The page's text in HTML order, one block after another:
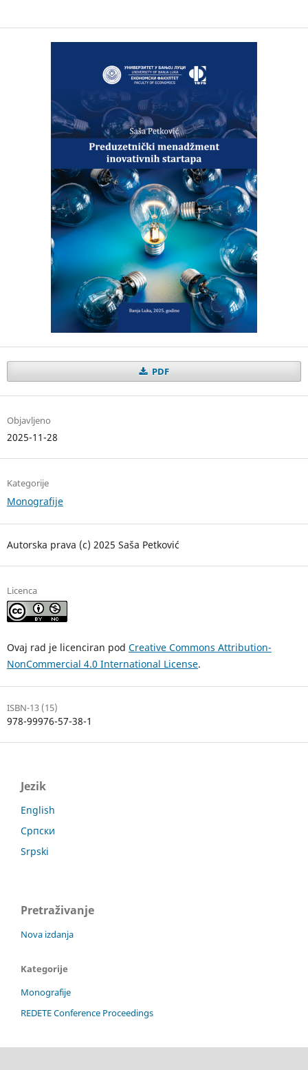
PDF
Objavljeno
2025-11-28
Kategorije
Monografije
Autorska prava (c) 2025 Saša Petković
Licenca
Ovaj rad je licenciran pod Creative Commons Attribution-
NonCommercial 4.0 International License.
ISBN-13 (15)
978-99976-57-38-1
Jezik
English
Српски
Srpski
Pretraživanje
Nova izdanja
Kategorije
Monografije
REDETE Conference Proceedings